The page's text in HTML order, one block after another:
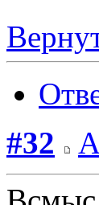
#32